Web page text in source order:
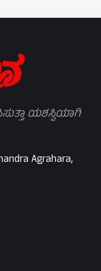
ಯಶಸ್ವಿಯಾಗಿ
Agrahara,